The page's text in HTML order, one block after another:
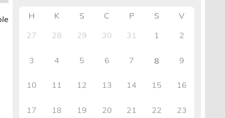
H K S C P S
V
27
28 29 30 31 1 2
3 4 5 6 7 8 9
10 11 12 13 14 15 16
17 18 19 20 21 22 23